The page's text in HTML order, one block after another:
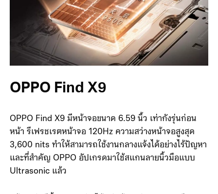
OPPO Find X9
OPPO Find X9 มีหน้าจอขนาด 6.59 นิ้ว เท่ากังรุ่นก่อน
หน้า รีเฟรชเรตหน้าจอ 120Hz ความสว่างหน้าจอสูงสุด
3,600 nits ทำให้สามารถใช้งานกลางแจ้งได้อย่างไร้ปัญหา
และที่สำคัญ OPPO อัปเกรดมาใช้สแกนลายนิ้วมือแบบ
Ultrasonic แล้ว